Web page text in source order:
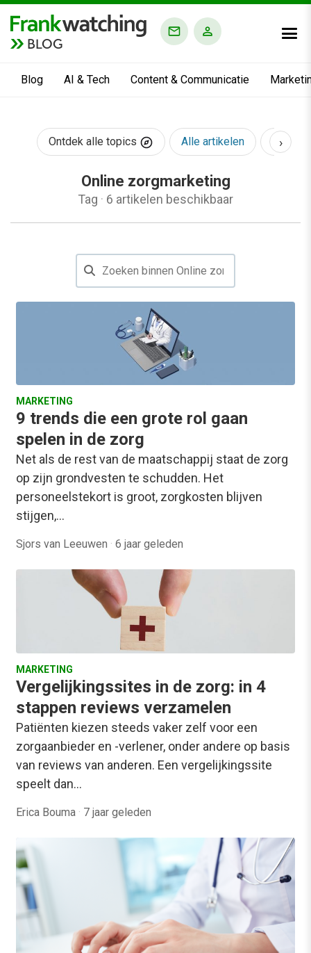
BLOG
Blog AI & Tech Content & Communicatie
Ontdek alle topics Alle artikelen AI &
›
Online zorgmarketing
Tag · 6 artikelen beschikbaar
MARKETING
9 trends die een grote rol gaan
spelen in de zorg
Net als de rest van de maatschappij staat de zorg
op zijn grondvesten te schudden. Het
personeelstekort is groot, zorgkosten blijven
stijgen,…
Sjors van Leeuwen · 6 jaar geleden
MARKETING
Vergelijkingssites in de zorg: in 4
stappen reviews verzamelen
Patiënten kiezen steeds vaker zelf voor een
zorgaanbieder en -verlener, onder andere op basis
van reviews van anderen. Een vergelijkingssite
speelt dan…
Erica Bouma · 7 jaar geleden